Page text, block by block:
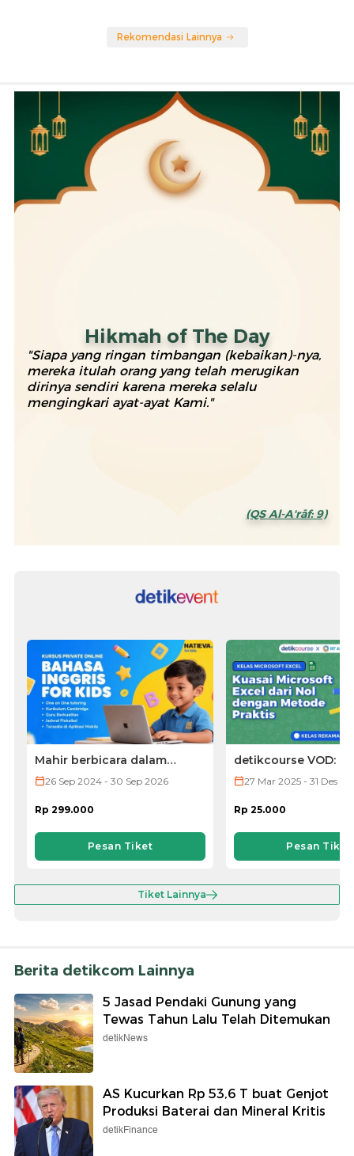
Rekomendasi Lainnya
Hikmah of The Day
"Siapa yang ringan timbangan (kebaikan)-nya,
mereka itulah orang yang telah merugikan
dirinya sendiri karena mereka selalu
mengingkari ayat-ayat Kami."
(QS Al-A'rāf: 9)
Mahir berbicara dalam
Bahasa Inggris dengan
26 Sep 2024 - 30 Sep 2026
Rp 299.000
Pesan Tiket
detikcourse VOD:
Microsoft Excel
27 Mar 2025 - 31 Des
Rp 25.000
Pesan Tiket
Tiket Lainnya
Berita detikcom Lainnya
5 Jasad Pendaki Gunung yang
Tewas Tahun Lalu Telah Ditemukan
detikNews
AS Kucurkan Rp 53,6 T buat Genjot
Produksi Baterai dan Mineral Kritis
detikFinance